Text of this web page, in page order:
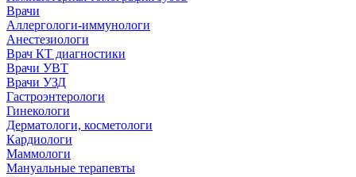
Врачи
Аллергологи-иммунологи
Анестезиологи
Врач КТ диагностики
Врачи УВТ
Врачи УЗД
Гастроэнтерологи
Гинекологи
Дерматологи, косметологи
Кардиологи
Маммологи
Мануальные терапевты